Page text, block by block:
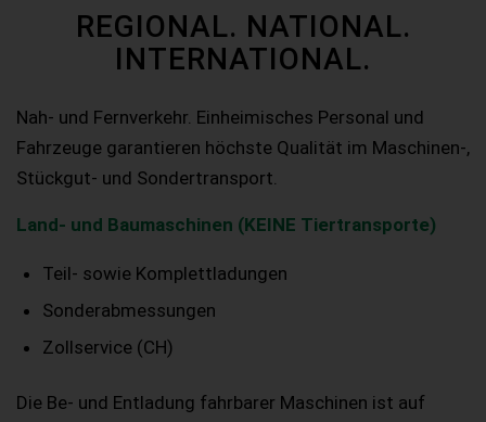
REGIONAL. NATIONAL.
INTERNATIONAL.
Nah- und Fernverkehr. Einheimisches Personal und
Fahrzeuge garantieren höchste Qualität im Maschinen-,
Stückgut- und Sondertransport.
Land- und Baumaschinen (KEINE Tiertransporte)
Teil- sowie Komplettladungen
Sonderabmessungen
Zollservice (CH)
Die Be- und Entladung fahrbarer Maschinen ist auf